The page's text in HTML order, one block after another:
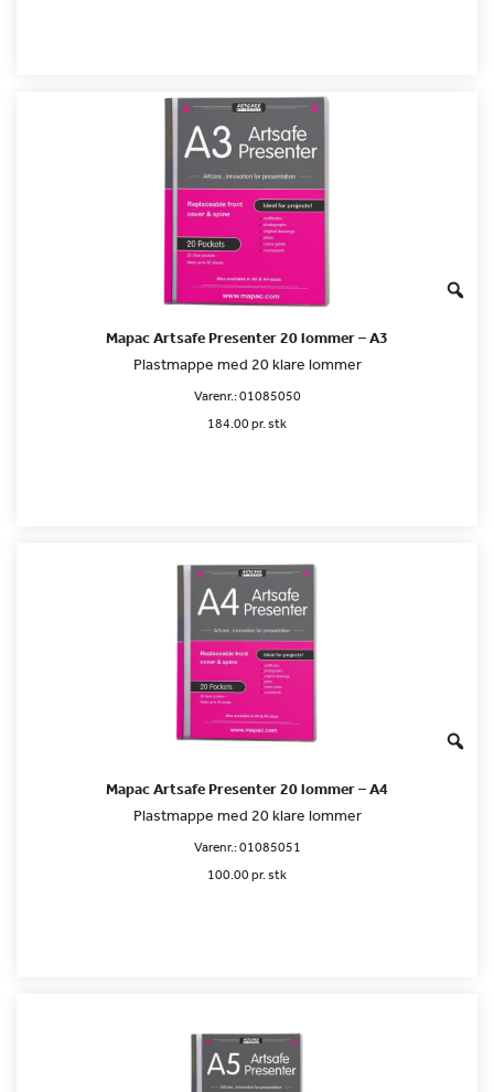
Mapac Artsafe Presenter 20 lommer – A3
Plastmappe med 20 klare lommer
Varenr.:01085050
184.00 pr. stk
Mapac Artsafe Presenter 20 lommer – A4
Plastmappe med 20 klare lommer
Varenr.:01085051
100.00 pr. stk